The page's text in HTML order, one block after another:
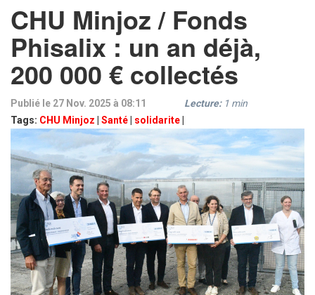
CHU Minjoz / Fonds
Phisalix : un an déjà,
200 000 € collectés
Publié le 27 Nov. 2025 à 08:11
Tags: CHU Minjoz Santé solidarite
Lecture: 1 min